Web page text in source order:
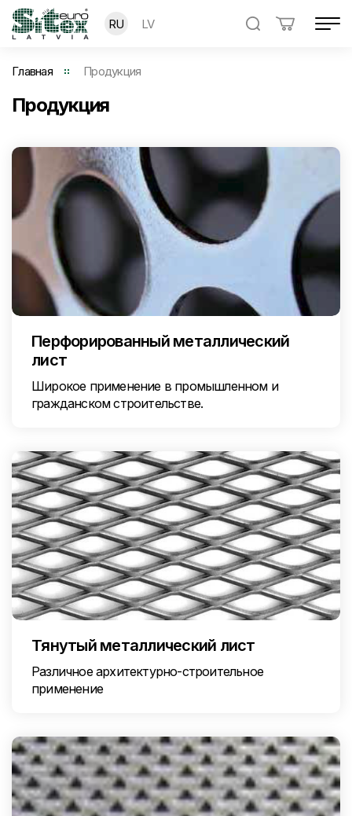
RU LV
Главная Продукция
Продукция
Перфорированный металлический
лист
Широкое применение в промышленном и
гражданском строительстве.
Тянутый металлический лист
Различное архитектурно-строительное
применение